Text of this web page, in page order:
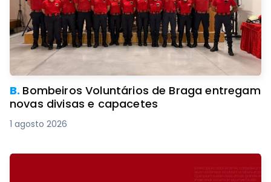
B. Bombeiros Voluntários de Braga entregam
novas divisas e capacetes
1 agosto 2026